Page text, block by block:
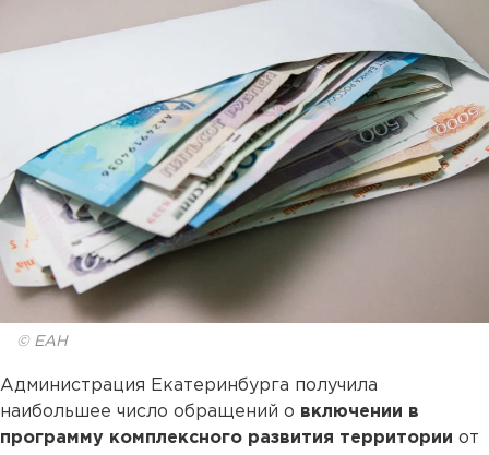
© ЕАН
Администрация Екатеринбурга получила
наибольшее число обращений о включении в
программу комплексного развития территории от